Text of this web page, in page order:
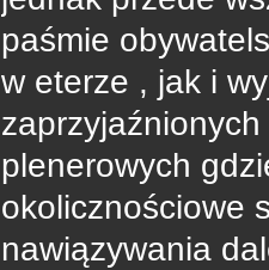
paśmie
w eterze , jak i
plenerowych
okolicznościowe
nawiązywania